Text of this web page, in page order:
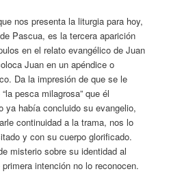
nos presenta la liturgia para hoy,
Pascua, es la tercera aparición
en el relato evangélico de Juan
Juan en un apéndice o
Da la impresión de que se le
pesca milagrosa” que él
ya había concluido su evangelio,
continuidad a la trama, nos lo
y con su cuerpo glorificado.
misterio sobre su identidad al
intención no lo reconocen.